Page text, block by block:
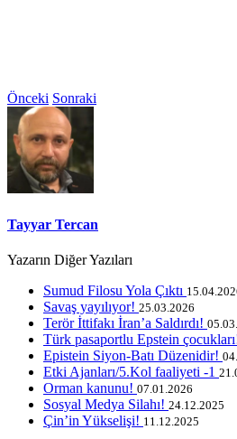
Önceki Sonraki
Tayyar Tercan
Yazarın Diğer Yazıları
Sumud Filosu Yola Çıktı
Savaş yayılıyor! 25.03.2026
Terör İttifakı İran’a Saldırdı!
Türk pasaportlu Epstein
Epistein Siyon-Batı Düzenidir!
Etki Ajanları/5.Kol faaliyeti -1
Orman kanunu! 07.01.2026
Sosyal Medya Silahı! 24.12.2025
Çin’in Yükselişi! 11.12.2025